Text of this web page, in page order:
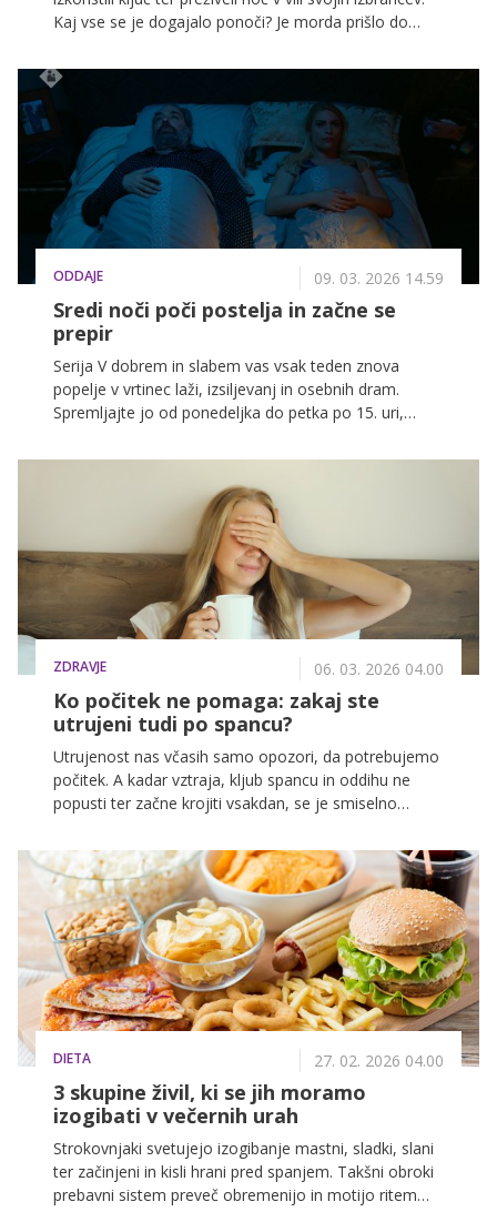
Kaj vse se je dogajalo ponoči? Je morda prišlo do
ODDAJE 09. 03. 2026 14.59
Sredi noči poči postelja in začne se
prepir
Serija V dobrem in slabem vas vsak teden znova
popelje v vrtinec laži, izsiljevanj in osebnih dram.
Spremljajte jo od ponedeljka do petka po 15. uri,
tednu.
ZDRAVJE 06. 03. 2026 04.00
Ko počitek ne pomaga: zakaj ste
utrujeni tudi po spancu?
Utrujenost nas včasih samo opozori, da potrebujemo
počitek. A kadar vztraja, kljub spancu in oddihu ne
popusti ter začne krojiti vsakdan, se je smiselno
Dolgotrajna utrujenost je lahko tudi znak hormonskih
sprememb ali bolezni, opozarja internist-endokrinolog
Rajko Svilar iz Splošne bolnišnice Nova Gorica.
DIETA 27. 02. 2026 04.00
3 skupine živil, ki se jih moramo
izogibati v večernih urah
Strokovnjaki svetujejo izogibanje mastni, sladki, slani
ter začinjeni in kisli hrani pred spanjem. Takšni obroki
prebavni sistem preveč obremenijo in motijo ritem